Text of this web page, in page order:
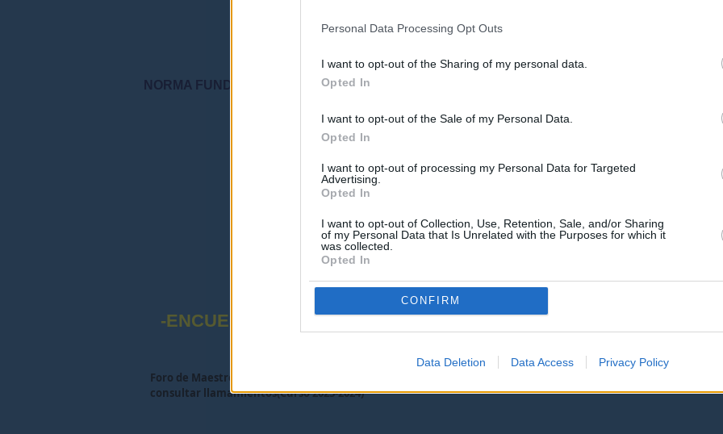
Personal Data Processing Opt Outs
I want to opt-out of the Sharing of my personal data.
Opted In
I want to opt-out of the Sale of my Personal Data.
Opted In
I want to opt-out of processing my Personal Data for Targeted
Advertising.
Opted In
I want to opt-out of Collection, Use, Retention, Sale, and/or Sharing
of my Personal Data that Is Unrelated with the Purposes for which it
was collected.
Opted In
CONFIRM
Data Deletion Data Access Privacy Policy
NOTICIAS
NORMA FUNDAMENTAL DEL FORO: "Se ruega mantenga siempre un lenguaje moderado.
"Por favor, no abuse de las mayúsculas e intente utilizar una expresión y
-ENCUESTA SOBRE EL PROCEDIMENTO SELECTIVO DOCENTE
Foro de Maestros25
consultar llamamientos(Curso 2023-2024)